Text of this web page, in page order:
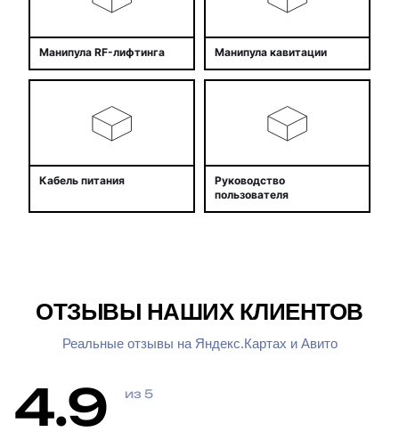
Манипула RF-лифтинга Манипула кавитации
Кабель питания
Руководство
пользователя
ОТЗЫВЫ НАШИХ КЛИЕНТОВ
Реальные отзывы на Яндекс.Картах и Авито
4.9 из 5